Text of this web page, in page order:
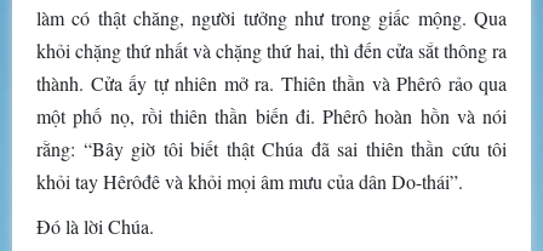
làm có thật chăng, người tưởng như trong giấc mộng. Qua
khỏi chặng thứ nhất và chặng thứ hai, thì đến cửa sắt thông ra
thành. Cửa ấy tự nhiên mở ra. Thiên thần và Phêrô rảo qua
một phố nọ, rồi thiên thần biến đi. Phêrô hoàn hồn và nói
rằng: “Bây giờ tôi biết thật Chúa đã sai thiên thần cứu tôi
khỏi tay Hêrôđê và khỏi mọi âm mưu của dân Do-thái”.
Ðó là lời Chúa.